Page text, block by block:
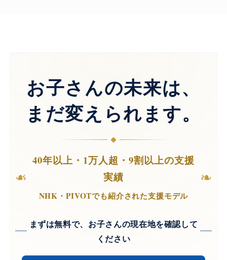
お子さんの未来は、
まだ変えられます。
❧
40年以上・1万人超・9割以上の支援
実績
NHK・PIVOTでも紹介された支援モデル
❧
まずは無料で、お子さんの現在地を確認して
ください